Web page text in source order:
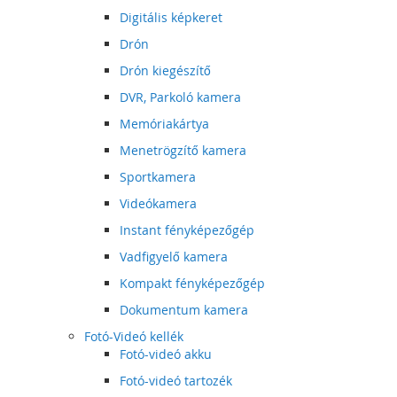
Digitális képkeret
Drón
Drón kiegészítő
DVR, Parkoló kamera
Memóriakártya
Menetrögzítő kamera
Sportkamera
Videókamera
Instant fényképezőgép
Vadfigyelő kamera
Kompakt fényképezőgép
Dokumentum kamera
Fotó-Videó kellék
Fotó-videó akku
Fotó-videó tartozék